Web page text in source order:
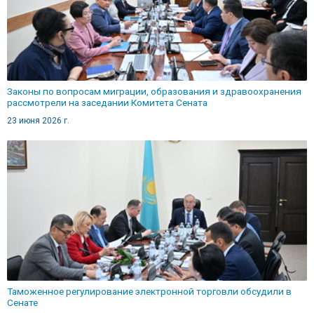
Законы по вопросам миграции, образования и здравоохранения
рассмотрели на заседании Комитета Сената
23 июня 2026 г.
Таможенное регулирование электронной торговли обсудили в
Сенате